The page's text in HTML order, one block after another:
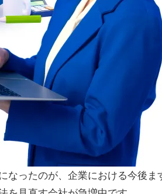
なったのが、企業における今後ま